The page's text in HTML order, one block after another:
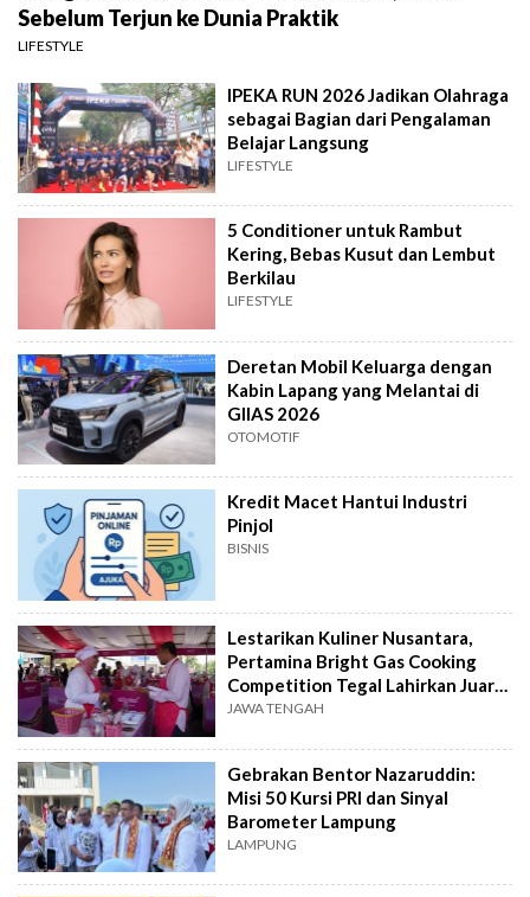
Sebelum Terjun ke Dunia Praktik
LIFESTYLE
IPEKA RUN 2026 Jadikan Olahraga
sebagai Bagian dari Pengalaman
Belajar Langsung
LIFESTYLE
5 Conditioner untuk Rambut
Kering, Bebas Kusut dan Lembut
Berkilau
LIFESTYLE
Deretan Mobil Keluarga dengan
Kabin Lapang yang Melantai di
GIIAS 2026
OTOMOTIF
Kredit Macet Hantui Industri
Pinjol
BISNIS
Lestarikan Kuliner Nusantara,
Pertamina Bright Gas Cooking
Competition Tegal Lahirkan Juara
Baru
JAWA TENGAH
Gebrakan Bentor Nazaruddin:
Misi 50 Kursi PRI dan Sinyal
Barometer Lampung
LAMPUNG